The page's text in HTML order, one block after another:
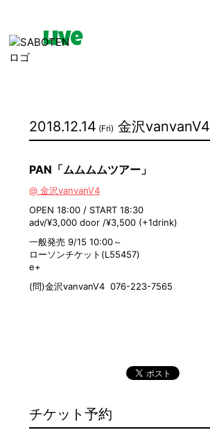
Bio Media
Goods Movie
Live
2018.12.14 (Fri) 金沢vanvanV4
PAN「ムムムムツアー」
@ 金沢vanvanV4
OPEN 18:00 / START 18:30
adv/¥3,000 door /¥3,500 (+1drink)
一般発売 9/15 10:00～
ローソンチケット(L55457)
e+
(問)金沢vanvanV4 076-223-7565
チケット予約